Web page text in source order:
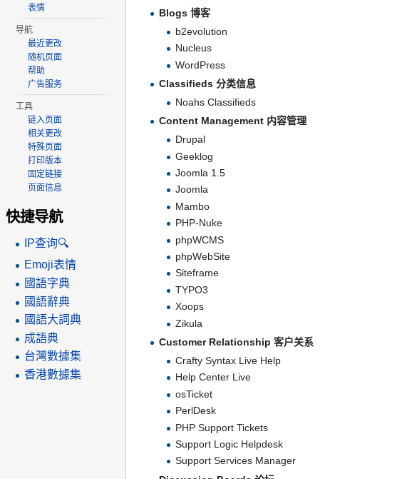
Blogs 博客
b2evolution
Nucleus
WordPress
Classifieds 分类信息
Noahs Classifieds
Content Management 内容管理
Drupal
Geeklog
Joomla 1.5
Joomla
Mambo
PHP-Nuke
phpWCMS
phpWebSite
Siteframe
TYPO3
Xoops
Zikula
Customer Relationship 客户关系
Crafty Syntax Live Help
Help Center Live
osTicket
PerlDesk
PHP Support Tickets
Support Logic Helpdesk
Support Services Manager
表情
导航
最近更改
随机页面
帮助
广告服务
工具
链入页面
相关更改
特殊页面
打印版本
固定链接
页面信息
快捷导航
IP查询🔍
Emoji表情
國語字典
國語辭典
國語大詞典
成語典
台灣數據集
香港數據集